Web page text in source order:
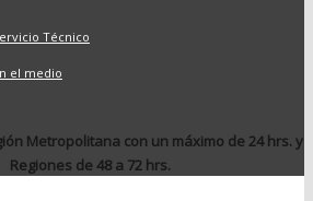
Técnico
el medio
Metropolitana con un máximo de 24 hrs. y
Regiones de 48 a 72 hrs.